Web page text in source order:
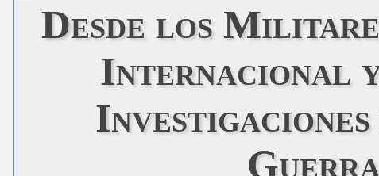
Desde los
Internacional